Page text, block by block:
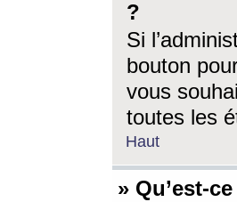
?
Si
bouton
vous
toutes les
Haut
» Qu’est-